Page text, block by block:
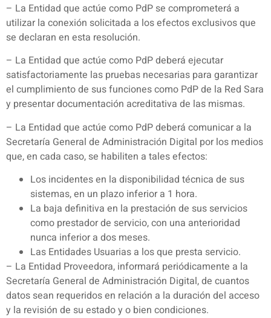
– La Entidad que actúe como PdP se comprometerá a
utilizar la conexión solicitada a los efectos exclusivos que
se declaran en esta resolución.
– La Entidad que actúe como PdP deberá ejecutar
satisfactoriamente las pruebas necesarias para garantizar
el cumplimiento de sus funciones como PdP de la Red Sara
y presentar documentación acreditativa de las mismas.
– La Entidad que actúe como PdP deberá comunicar a la
Secretaría General de Administración Digital por los medios
que, en cada caso, se habiliten a tales efectos:
Los incidentes en la disponibilidad técnica de sus
sistemas, en un plazo inferior a 1 hora.
La baja definitiva en la prestación de sus servicios
como prestador de servicio, con una anterioridad
nunca inferior a dos meses.
Las Entidades Usuarias a los que presta servicio.
– La Entidad Proveedora, informará periódicamente a la
Secretaría General de Administración Digital, de cuantos
datos sean requeridos en relación a la duración del acceso
y la revisión de su estado y o bien condiciones.